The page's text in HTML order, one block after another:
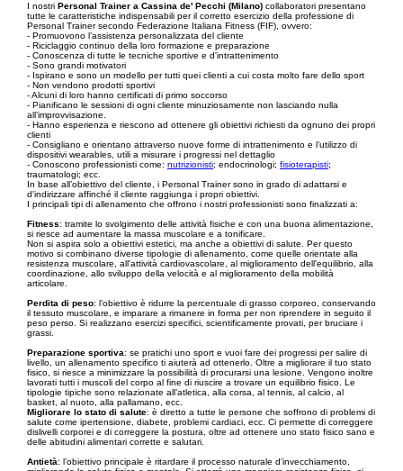
I nostri Personal Trainer a Cassina de' Pecchi (Milano) collaboratori presentano
tutte le caratteristiche indispensabili per il corretto esercizio della professione di
Personal Trainer secondo Federazione Italiana Fitness (FIF), ovvero:
- Promuovono l’assistenza personalizzata del cliente
- Riciclaggio continuo della loro formazione e preparazione
- Conoscenza di tutte le tecniche sportive e d'intrattenimento
- Sono grandi motivatori
- Ispirano e sono un modello per tutti quei clienti a cui costa molto fare dello sport
- Non vendono prodotti sportivi
- Alcuni di loro hanno certificati di primo soccorso
- Pianificano le sessioni di ogni cliente minuziosamente non lasciando nulla
all’improvvisazione.
- Hanno esperienza e riescono ad ottenere gli obiettivi richiesti da ognuno dei propri
clienti
- Consigliano e orientano attraverso nuove forme di intrattenimento e l’utilizzo di
dispositivi wearables, utili a misurare i progressi nel dettaglio
- Conoscono professionisti come: nutrizionisti; endocrinologi; fisioterapisti;
traumatologi; ecc.
In base all’obiettivo del cliente, i Personal Trainer sono in grado di adattarsi e
d'indirizzare affinché il cliente raggiunga i propri obiettivi.
I principali tipi di allenamento che offrono i nostri professionisti sono finalizzati a:
Fitness: tramite lo svolgimento delle attività fisiche e con una buona alimentazione,
si riesce ad aumentare la massa muscolare e a tonificare.
Non si aspira solo a obiettivi estetici, ma anche a obiettivi di salute. Per questo
motivo si combinano diverse tipologie di allenamento, come quelle orientate alla
resistenza muscolare, all'attività cardiovascolare, al miglioramento dell'equilibrio, alla
coordinazione, allo sviluppo della velocità e al miglioramento della mobilità
articolare.
Perdita di peso: l’obiettivo è ridurre la percentuale di grasso corporeo, conservando
il tessuto muscolare, e imparare a rimanere in forma per non riprendere in seguito il
peso perso. Si realizzano esercizi specifici, scientificamente provati, per bruciare i
grassi.
Preparazione sportiva: se pratichi uno sport e vuoi fare dei progressi per salire di
livello, un allenamento specifico ti aiuterà ad ottenerlo. Oltre a migliorare il tuo stato
fisico, si riesce a minimizzare la possibilità di procurarsi una lesione. Vengono inoltre
lavorati tutti i muscoli del corpo al fine di riuscire a trovare un equilibrio fisico. Le
tipologie tipiche sono relazionate all’atletica, alla corsa, al tennis, al calcio, al
basket, al nuoto, alla pallamano, ecc.
Migliorare lo stato di salute: è diretto a tutte le persone che soffrono di problemi di
salute come ipertensione, diabete, problemi cardiaci, ecc. Ci permette di correggere
dislivelli corporei e di correggere la postura, oltre ad ottenere uno stato fisico sano e
delle abitudini alimentari corrette e salutari.
Antietà: l’obiettivo principale è ritardare il processo naturale d'invecchiamento,